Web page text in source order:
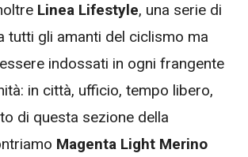
Linea Lifestyle, una serie di
tutti gli amanti del ciclismo ma
indossati in ogni frangente
in città, ufficio, tempo libero,
di questa sezione della
Magenta Light Merino